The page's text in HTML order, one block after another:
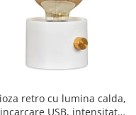
retro cu lumina calda,
USB, intensitate